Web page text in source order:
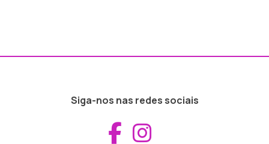
Siga-nos nas redes sociais
Aceder ao